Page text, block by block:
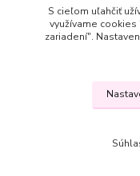
Bouclé - Sisalo
S cieľom uľahčiť
využívame
zariadení".